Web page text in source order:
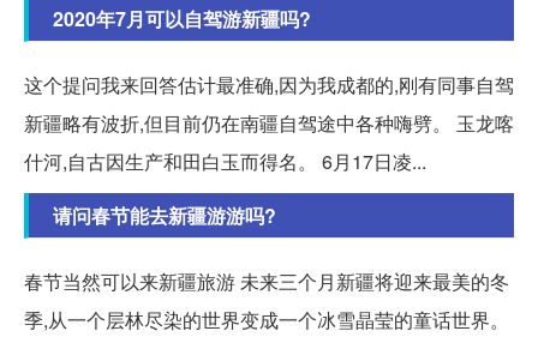
2020年7月可以自驾游新疆吗?
这个提问我来回答估计最准确,因为我成都的,刚有同事自驾
新疆略有波折,但目前仍在南疆自驾途中各种嗨劈。 玉龙喀
什河,自古因生产和田白玉而得名。 6月17日凌...
请问春节能去新疆游游吗?
春节当然可以来新疆旅游 未来三个月新疆将迎来最美的冬
季,从一个层林尽染的世界变成一个冰雪晶莹的童话世界。